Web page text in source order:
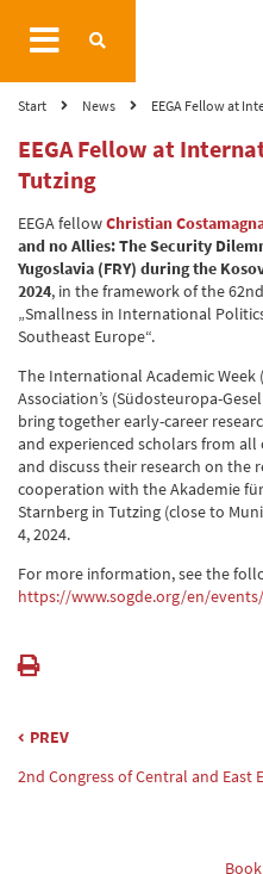
Start News EEGA Fellow at
EEGA Fellow at
Tutzing
EEGA fellowChristian
and no Allies: The Security
Yugoslavia (FRY) during the
2024, in the framework of the
„Smallness in International
Southeast Europe“.
The International Academic Week
Association’s (Südosteuropa-
bring together early-career
and experienced scholars from
and discuss their research on the
cooperation with the Akademie
Starnberg in Tutzing (close to
4, 2024.
For more information, see the
https://www.sogde.org/en/
PREV
2nd Congress of Central and East